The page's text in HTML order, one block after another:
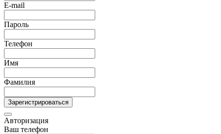
E-mail
Пароль
Телефон
Имя
Фамилия
Зарегистрироваться
Авторизация
Ваш телефон